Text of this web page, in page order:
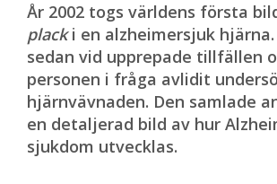
År 2002 togs världens första
placki en alzheimersjuk
sedan vid upprepade tillfällen
personen i fråga avlidit
hjärnvävnaden. Den samlade
en detaljerad bild av hur
sjukdom utvecklas.